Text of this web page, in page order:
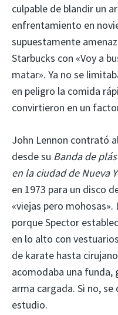
culpable de blandir un
enfrentamiento en
supuestamente
Starbucks con «Voy a
matar». Ya no se
en peligro la comida
convirtieron en un
John Lennon contrató
desde su Banda de
en la ciudad de Nueva
en 1973 para un disco
«viejas pero
porque Spector
en lo alto con
de karate hasta
acomodaba una funda,
arma cargada. Si no,
estudio.